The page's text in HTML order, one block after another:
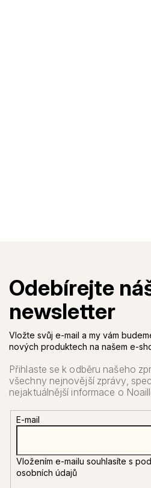
Vložte svůj e-mail a my vám
nových produktech na našem e-
E-mail
Vložením e-mailu souhlasíte s
osobních údajů